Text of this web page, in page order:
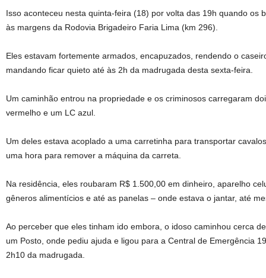
Isso aconteceu nesta quinta-feira (18) por volta das 19h quando os
às margens da Rodovia Brigadeiro Faria Lima (km 296).
Eles estavam fortemente armados, encapuzados, rendendo o
mandando ficar quieto até às 2h da madrugada desta sexta-feira.
Um caminhão entrou na propriedade e os criminosos carregaram
vermelho e um LC azul.
Um deles estava acoplado a uma carretinha para transportar
uma hora para remover a máquina da carreta.
Na residência, eles roubaram R$ 1.500,00 em dinheiro, aparelho
gêneros alimentícios e até as panelas – onde estava o jantar, até
Ao perceber que eles tinham ido embora, o idoso caminhou cerca
um Posto, onde pediu ajuda e ligou para a Central de Emergência
2h10 da madrugada.